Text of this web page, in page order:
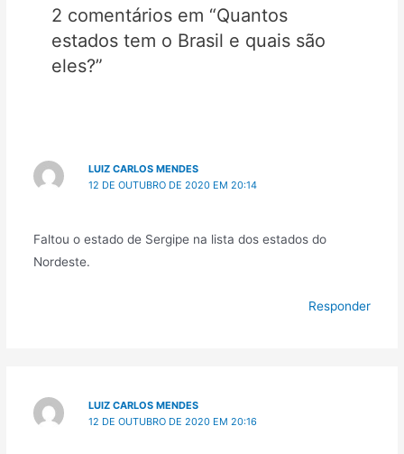
2 comentários em “Quantos
estados tem o Brasil e quais são
eles?”
LUIZ CARLOS MENDES
12 DE OUTUBRO DE 2020 EM 20:14
Faltou o estado de Sergipe na lista dos estados do
Nordeste.
Responder
LUIZ CARLOS MENDES
12 DE OUTUBRO DE 2020 EM 20:16